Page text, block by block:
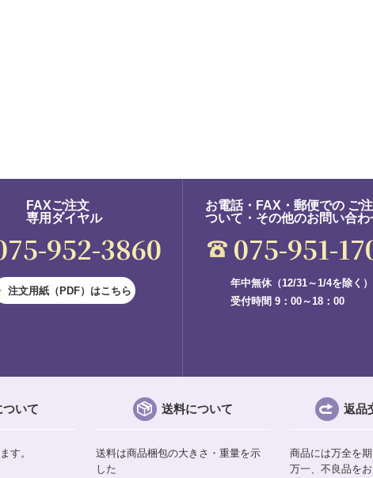
FAXご注文
専用ダイヤル
952-3860
注文用紙（PDF）はこちら
お電話・FAX・郵便での ご
ついて・その他のお問い合わ
075-951-
年中無休（12/31～1/4を除く）
受付時間 9：00～18：00
いて
す。
送料について
送料は商品梱包の大きさ・重量を示
した
返品
商品には万全を期
万一、不良品を